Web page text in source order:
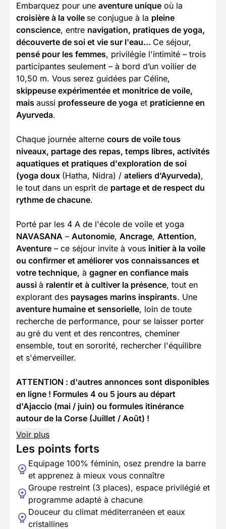
Embarquez pour une aventure unique où la
croisière à la voile se conjugue à la pleine
conscience, entre navigation, pratiques de yoga,
découverte de soi et vie sur l'eau... Ce séjour,
pensé pour les femmes, privilégie l'intimité – trois
participantes seulement – à bord d’un voilier de
10,50 m. Vous serez guidées par Céline,
skippeuse expérimentée et monitrice de voile,
mais aussi professeure de yoga et praticienne en
Ayurveda.
Chaque journée alterne cours de voile tous
niveaux, partage des repas, temps libres, activités
aquatiques et pratiques d'exploration de soi
(yoga doux (Hatha, Nidra) / ateliers d’Ayurveda),
le tout dans un esprit de partage et de respect du
rythme de chacune.
Porté par les 4 A de l'école de voile et yoga
NAVASANA – Autonomie, Ancrage, Attention,
Aventure – ce séjour invite à vous initier à la voile
ou confirmer et améliorer vos connaissances et
votre technique, à gagner en confiance mais
aussi à ralentir et à cultiver la présence, tout en
explorant des paysages marins inspirants. Une
aventure humaine et sensorielle, loin de toute
recherche de performance, pour se laisser porter
au gré du vent et des rencontres, cheminer
ensemble, tout en sororité, rechercher l'équilibre
et s'émerveiller.
ATTENTION : d'autres annonces sont disponibles
en ligne ! Formules 4 ou 5 jours au départ
d'Ajaccio (mai / juin) ou formules itinérance
autour de la Corse (Juillet / Août) !
Voir plus
Les points forts
Equipage 100% féminin, osez prendre la barre
et apprenez à mieux vous connaître
Groupe restreint (3 places), espace privilégié et
programme adapté à chacune
Douceur du climat méditerranéen et eaux
cristallines